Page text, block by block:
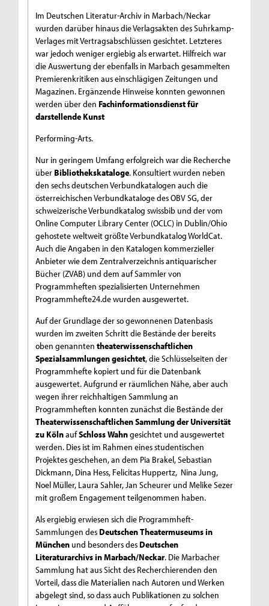
Im Deutschen Literatur-Archiv in Marbach/Neckar
wurden darüber hinaus die Verlagsakten des Suhrkamp-
Verlages mit Vertragsabschlüssen gesichtet. Letzteres
war jedoch weniger ergiebig als erwartet. Hilfreich war
die Auswertung der ebenfalls in Marbach gesammelten
Premierenkritiken aus einschlägigen Zeitungen und
Magazinen. Ergänzende Hinweise konnten gewonnen
werden über den Fachinformationsdienst für
darstellende Kunst
Performing-Arts.
Nur in geringem Umfang erfolgreich war die Recherche
über Bibliothekskataloge. Konsultiert wurden neben
den sechs deutschen Verbundkatalogen auch die
österreichischen Verbundkataloge des OBV SG, der
schweizerische Verbundkatalog swissbib und der vom
Online Computer Library Center (OCLC) in Dublin/Ohio
gehostete weltweit größte Verbundkatalog WorldCat.
Auch die Angaben in den Katalogen kommerzieller
Anbieter wie dem Zentralverzeichnis antiquarischer
Bücher (ZVAB) und dem auf Sammler von
Programmheften spezialisierten Unternehmen
Programmhefte24.dewurden ausgewertet.
Auf der Grundlage der so gewonnenen Datenbasis
wurden im zweiten Schritt die Bestände der bereits
oben genanntentheaterwissenschaftlichen
Spezialsammlungen gesichtet, die Schlüsselseiten der
Programmhefte kopiert und für die Datenbank
ausgewertet. Aufgrund er räumlichen Nähe, aber auch
wegen ihrer reichhaltigen Sammlung an
Programmheften konnten zunächst die Bestände der
Theaterwissenschaftlichen Sammlung der Universität
zu KölnaufSchloss Wahngesichtet und ausgewertet
werden. Dies ist im Rahmen eines studentischen
Projektes geschehen, an dem Pia Brakel, Sebastian
Dickmann, Dina Hess, Felicitas Huppertz, Nina Jung,
Noel Müller, Laura Sahler, Jan Scheurer und Melike Sezer
mit großem Engagement teilgenommen haben.
Als ergiebig erwiesen sich die Programmheft-
Sammlungen des Deutschen Theatermuseums in
München und besonders des Deutschen
Literaturarchivs in Marbach/Neckar. Die Marbacher
Sammlung hat aus Sicht des Recherchierenden den
Vorteil, dass die Materialien nach Autoren und Werken
abgelegt sind, so dass auch Publikationen zu solchen